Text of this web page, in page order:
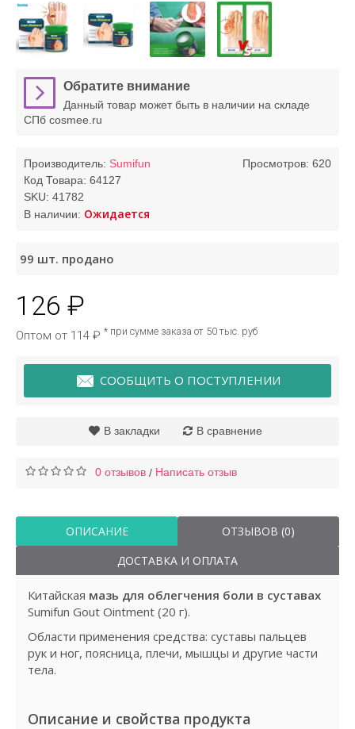
Обратите внимание
Данный товар может быть в наличии на складе
СПб cosmee.ru
Просмотров: 620
Производитель: Sumifun
Код Товара: 64127
SKU: 41782
В наличии: Ожидается
99 шт. продано
126 ₽
Оптом от 114 ₽ * при сумме заказа от 50 тыс. руб
СООБЩИТЬ О ПОСТУПЛЕНИИ
В закладки В сравнение
0 отзывов / Написать отзыв
ОПИСАНИЕ
ОТЗЫВОВ (0)
ДОСТАВКА И ОПЛАТА
Китайская мазь для облегчения боли в суставах
Sumifun Gout Ointment (20 г).
Области применения средства: суставы пальцев
рук и ног, поясница, плечи, мышцы и другие части
тела.
Описание и свойства продукта